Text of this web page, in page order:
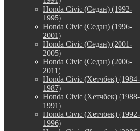
Honda Civic (Седан) (1992-
1995)
Honda Civic (Седан) (1996-
2001)
Honda Civic (Седан) (2001-
2005)
Honda Civic (Седан) (2006-
2011)
Honda Civic (Хетчбек) (1984-
1987)
Honda Civic (Хетчбек) (1988-
1991)
Honda Civic (Хетчбек) (1992-
1996)